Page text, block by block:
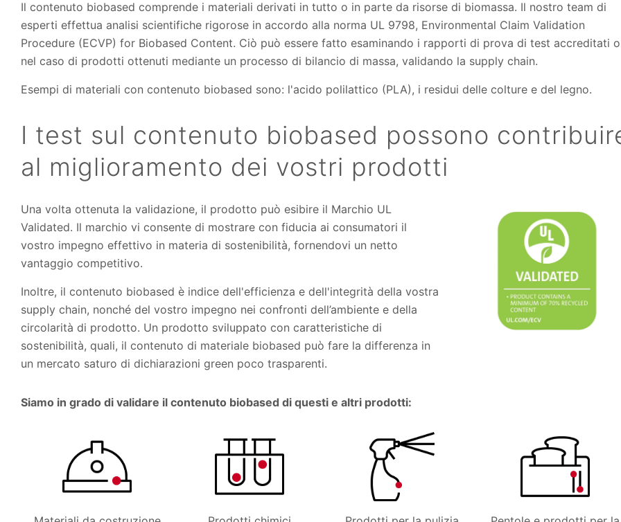
Il contenuto biobased comprende i materiali derivati in tutto o in parte da risorse di biomassa. Il nostro team di
esperti effettua analisi scientifiche rigorose in accordo alla norma UL 9798, Environmental Claim Validation
Procedure (ECVP) for Biobased Content. Ciò può essere fatto esaminando i rapporti di prova di test accreditati
nel caso di prodotti ottenuti mediante un processo di bilancio di massa, validando la supply chain.
Esempi di materiali con contenuto biobased sono: l'acido polilattico (PLA), i residui delle colture e del legno.
I test sul contenuto biobased possono
al miglioramento dei vostri prodotti
Una volta ottenuta la validazione, il prodotto può esibire il Marchio UL
Validated. Il marchio vi consente di mostrare con fiducia ai consumatori il
vostro impegno effettivo in materia di sostenibilità, fornendovi un netto
vantaggio competitivo.
Inoltre, il contenuto biobased è indice dell'efficienza e dell'integrità della vostra
supply chain, nonché del vostro impegno nei confronti dell’ambiente e della
circolarità di prodotto. Un prodotto sviluppato con caratteristiche di
sostenibilità, quali, il contenuto di materiale biobased può fare la differenza in
un mercato saturo di dichiarazioni green poco trasparenti.
Siamo in grado di validare il contenuto biobased di questi e altri prodotti: